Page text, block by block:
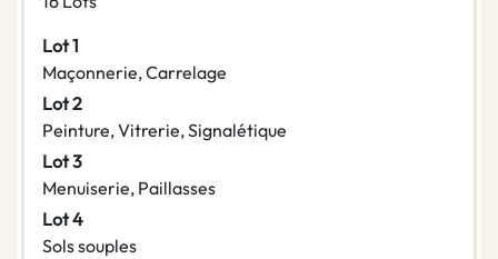
Lot 1
Maçonnerie, Carrelage
Lot 2
Peinture, Vitrerie, Signalétique
Lot 3
Menuiserie, Paillasses
Lot 4
Sols souples